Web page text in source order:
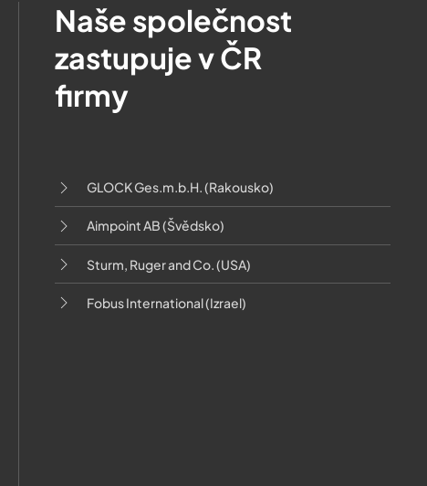
Naše společnost
zastupuje v ČR
firmy
GLOCK Ges.m.b.H. (Rakousko)
Aimpoint AB (Švědsko)
Sturm, Ruger and Co. (USA)
Fobus International (Izrael)